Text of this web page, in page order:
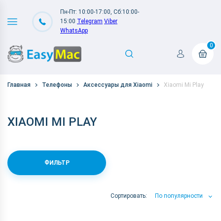
Пн-Пт: 10:00-17:00, Сб:10:00-
15:00 Telegram Viber
WhatsApp
0
Главная Телефоны Аксессуары для Xiaomi Xiaomi Mi Play
XIAOMI MI PLAY
ФИЛЬТР
Сортировать: По популярности
По популярности